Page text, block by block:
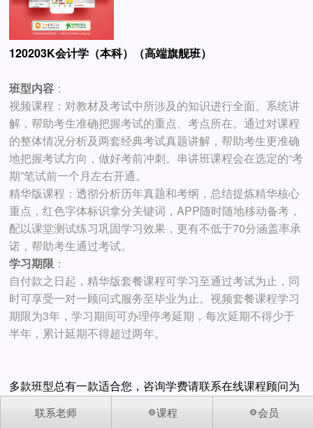
120203K会计学（本科）（高端旗舰班）
班型内容：
视频课程：对教材及考试中所涉及的知识进行全面、系统讲
解，帮助考生准确把握考试的重点、考点所在。通过对课程
的整体情况分析及两套经典考试真题讲解，帮助考生更准确
地把握考试方向，做好考前冲刺。串讲班课程会在选定的“考
期”笔试前一个月左右开通。
精华版课程：透彻分析历年真题和考纲，总结提炼精华核心
重点，红色字体标识拿分关键词，APP随时随地移动备考，
配以课堂测试练习巩固学习效果，更有不低于70分涵盖率承
诺，帮助考生通过考试。
学习期限：
自付款之日起，精华版套餐课程可学习至通过考试为止，同
时可享受一对一顾问式服务至毕业为止。视频套餐课程学习
期限为3年，学习期间可办理停考延期，每次延期不得少于
半年，累计延期不得超过两年。
多款班型总有一款适合您，咨询学费请联系在线课程顾问为
本专业包含课程
联系老师 课程 会员